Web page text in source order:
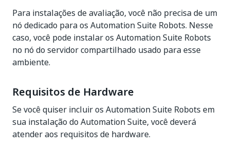
Para instalações de avaliação, você não precisa de um
nó dedicado para os Automation Suite Robots. Nesse
caso, você pode instalar os Automation Suite Robots
no nó do servidor compartilhado usado para esse
ambiente.
Requisitos de Hardware
Se você quiser incluir os Automation Suite Robots em
sua instalação do Automation Suite, você deverá
atender aos requisitos de hardware.